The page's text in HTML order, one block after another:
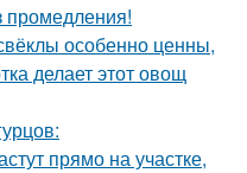
промедления!
особенно ценны,
делает этот овощ
прямо на участке,